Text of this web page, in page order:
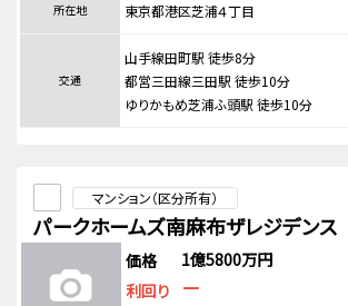
所在地 東京都港区芝浦４丁目
交通
山手線田町駅 徒歩8分
都営三田線三田駅 徒歩10分
ゆりかもめ芝浦ふ頭駅 徒歩10分
マンション（区分所有）
パークホームズ南麻布ザレジデンス
価格
1億5800万円
利回り
－